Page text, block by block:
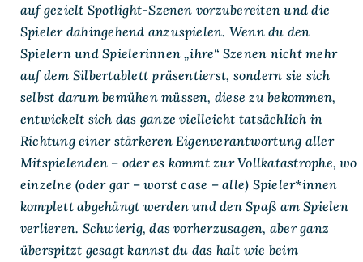
auf gezielt Spotlight-Szenen vorzubereiten und die
Spieler dahingehend anzuspielen. Wenn du den
Spielern und Spielerinnen „ihre“ Szenen nicht mehr
auf dem Silbertablett präsentierst, sondern sie sich
selbst darum bemühen müssen, diese zu bekommen,
entwickelt sich das ganze vielleicht tatsächlich in
Richtung einer stärkeren Eigenverantwortung aller
Mitspielenden – oder es kommt zur Vollkatastrophe, wo
einzelne (oder gar – worst case – alle) Spieler*innen
komplett abgehängt werden und den Spaß am Spielen
verlieren. Schwierig, das vorherzusagen, aber ganz
überspitzt gesagt kannst du das halt wie beim